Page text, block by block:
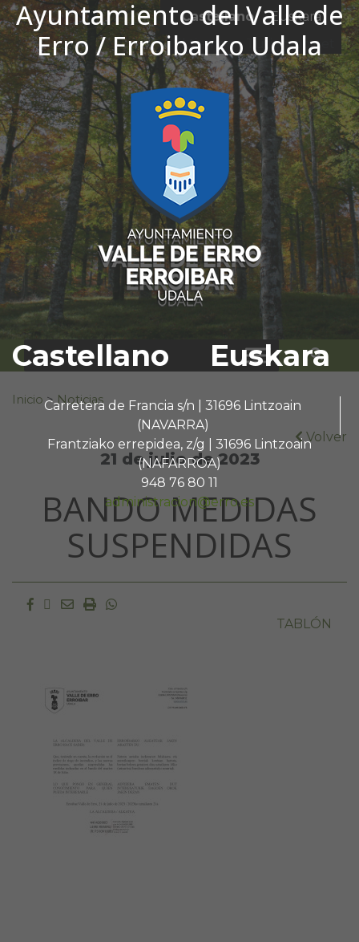
Ayuntamiento del Valle de
Erro / Erroibarko Udala
Castellano Euskara
Carretera de Francia s/n | 31696 Lintzoain
(NAVARRA)
Frantziako errepidea, z/g | 31696 Lintzoain
(NAFARROA)
948 76 80 11
administracion@erro.es
Ir al contenido
Castellano
Euskara
El tiempo - Tutiempo.net
Buscar:
Inicio > Noticias
Volver
21 de julio de 2023
BANDO MEDIDAS
SUSPENDIDAS
Facebook
Twitter
EmailImprimir
Whatsapp
TABLÓN